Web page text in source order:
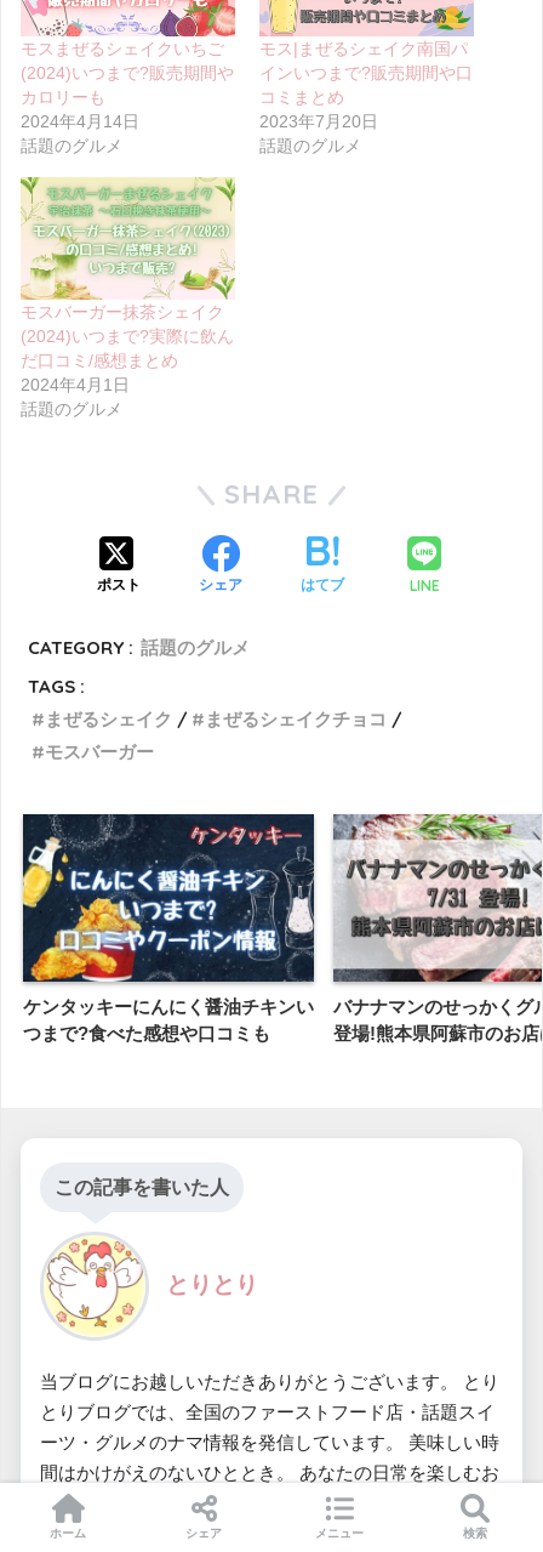
モスまぜるシェイクいちご
(2024)いつまで?販売期間や
カロリーも
2024年4月14日
話題のグルメ
モス|まぜるシェイク南国パ
インいつまで?販売期間や口
コミまとめ
2023年7月20日
話題のグルメ
モスバーガー抹茶シェイク
(2024)いつまで?実際に飲ん
だ口コミ/感想まとめ
2024年4月1日
話題のグルメ
SHARE
ポスト シェア はてブ LINE
CATEGORY : 話題のグルメ
TAGS :
まぜるシェイク
まぜるシェイクチョコ
モスバーガー
ケンタッキーにんにく醤油チキンい
つまで?食べた感想や口コミも
バナナマンのせっかくグ
登場!熊本県阿蘇市のお
この記事を書いた人
とりとり
当ブログにお越しいただきありがとうございます。 とり
とりブログでは、全国のファーストフード店・話題スイ
ーツ・グルメのナマ情報を発信しています。 美味しい時
間はかけがえのないひととき。 あなたの日常を楽しむお
手伝いができますように・・・
ホーム シェア メニュー 検索